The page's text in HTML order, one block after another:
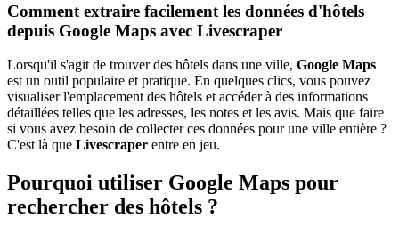
Comment extraire facilement les données d'hôtels
depuis Google Maps avec Livescraper
Lorsqu'il s'agit de trouver des hôtels dans une ville, Google Maps
est un outil populaire et pratique. En quelques clics, vous pouvez
visualiser l'emplacement des hôtels et accéder à des informations
détaillées telles que les adresses, les notes et les avis. Mais que faire
si vous avez besoin de collecter ces données pour une ville entière ?
C'est là que Livescraper entre en jeu.
Pourquoi utiliser Google Maps pour
rechercher des hôtels ?